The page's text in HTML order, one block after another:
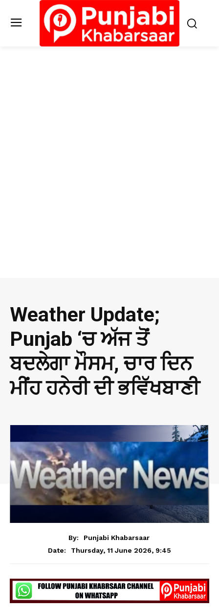
Weather Update;
Punjab ‘ਚ ਅੱਜ ਤੋਂ
ਬਦਲੇਗਾ ਮੌਸਮ, ਚਾਰ ਦਿਨ
ਮੀਂਹ ਹਨੇਰੀ ਦੀ ਭਵਿੱਖਬਾਣੀ
By:
Punjabi Khabarsaar
Date:
Thursday, 11 June 2026, 9:45